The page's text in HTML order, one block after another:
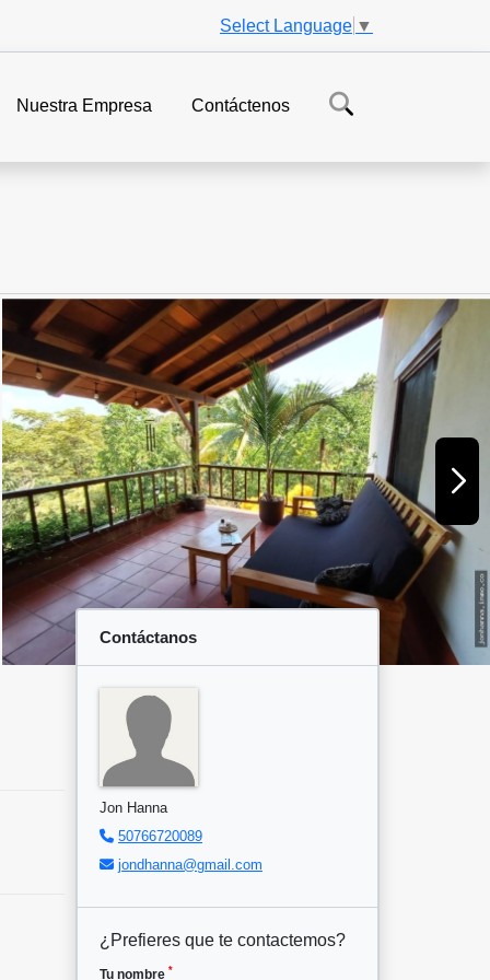
Select Language ▼
Nuestra Empresa Contáctenos
Contáctanos
Jon Hanna
50766720089
jondhanna@gmail.com
¿Prefieres que te contactemos?
Tu nombre *